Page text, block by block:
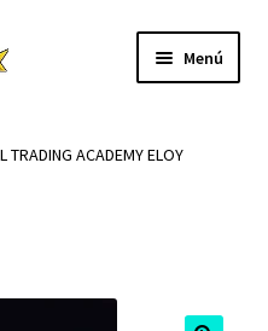
Menú
TRADING ACADEMY ELOY